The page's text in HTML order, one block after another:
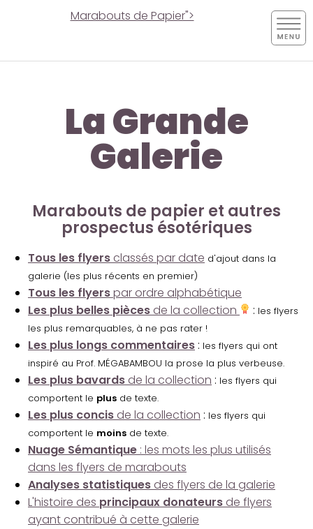
Marabouts de Papier">
La Grande
Galerie
Marabouts de papier et autres
prospectus ésotériques
Tous les flyers classés par date d'ajout dans la
galerie (les plus récents en premier)
Tous les flyerspar ordre alphabétique
Les plus belles pièces de la collection : les flyers
les plus remarquables, à ne pas rater !
Les plus longs commentaires : les flyers qui ont
inspiré au Prof. MÉGABAMBOU la prose la plus verbeuse.
Les plus bavards de la collection : les flyers qui
comportent le plus de texte.
Les plus concis de la collection : les flyers qui
comportent le moins de texte.
Nuage Sémantique : les mots les plus utilisés
dans les flyers de marabouts
Analyses statistiques des flyers de la galerie
L'histoire des principaux donateurs de flyers
ayant contribué à cette galerie